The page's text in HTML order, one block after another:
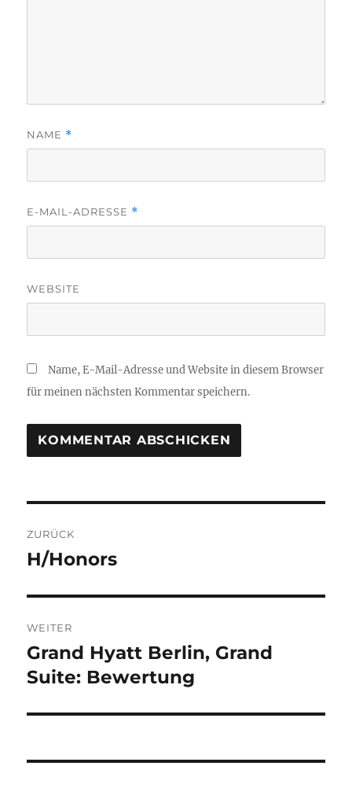
NAME *
E-MAIL-ADRESSE *
WEBSITE
Name, E-Mail-Adresse und Website in diesem Browser
für meinen nächsten Kommentar speichern.
ZURÜCK
Vorheriger
H/Honors
WEITER
Nächster
Beitrag:
Grand Hyatt Berlin, Grand
Suite: Bewertung